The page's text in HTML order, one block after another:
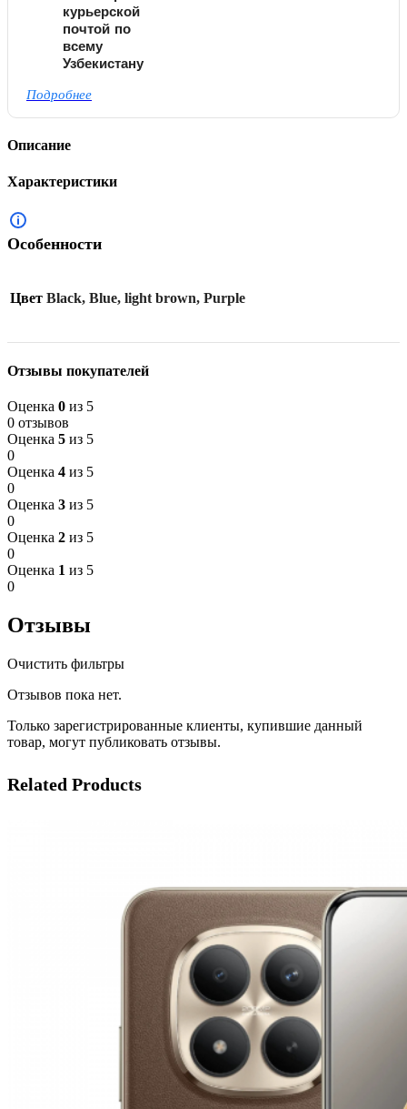
курьерской
почтой по
всему
Узбекистану
Подробнее
Описание
Характеристики
Особенности
Цвет Black, Blue, light brown, Purple
Отзывы покупателей
Оценка 0 из 5
0 отзывов
Оценка 5 из 5
0
Оценка 4 из 5
0
Оценка 3 из 5
0
Оценка 2 из 5
0
Оценка 1 из 5
0
Отзывы
Очистить фильтры
Отзывов пока нет.
Только зарегистрированные клиенты, купившие данный
товар, могут публиковать отзывы.
Related Products